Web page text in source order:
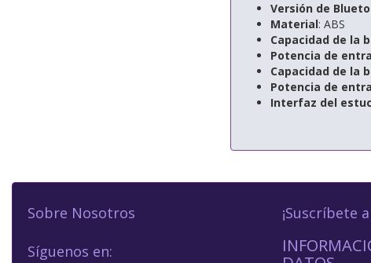
Versión de
Material: ABS
Capacidad de la
Potencia de
Capacidad de la
Potencia de
Interfaz del
Sobre Nosotros
Síguenos en:
¡Suscríbete